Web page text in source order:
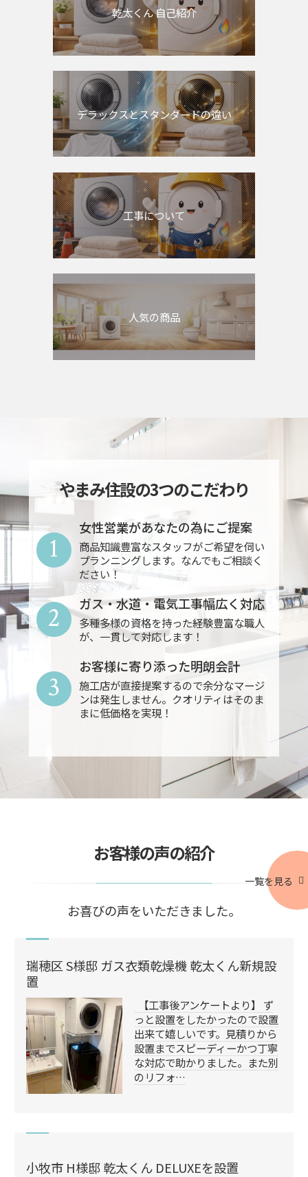
乾太くん 自己紹介
デラックスとスタンダードの違い
工事について
人気の商品
やまみ住設の3つのこだわり
女性営業があなたの為にご提案
商品知識豊富なスタッフがご希望を伺い
プランニングします。なんでもご相談く
ださい！
1
ガス・水道・電気工事幅広く対応
多種多様の資格を持った経験豊富な職人
が、一貫して対応します！
2
お客様に寄り添った明朗会計
施工店が直接提案するので余分なマージ
ンは発生しません。クオリティはそのま
まに低価格を実現！
3
お客様の声の紹介
お喜びの声をいただきました。
一覧を見る
瑞穂区 S様邸 ガス衣類乾燥機 乾太くん新規設
置
【工事後アンケートより】 ず
っと設置をしたかったので設置
出来て嬉しいです。見積りから
設置までスピーディーかつ丁寧
な対応で助かりました。また別
のリフォ…
小牧市 H様邸 乾太くん DELUXEを設置